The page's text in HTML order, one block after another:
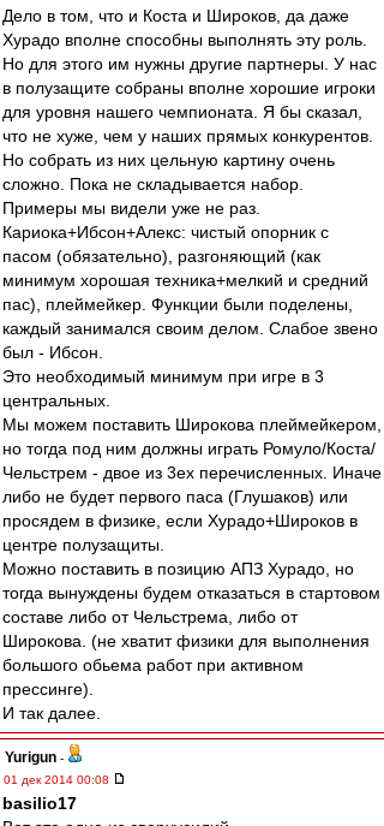
Дело в том, что и Коста и Широков, да даже
Хурадо вполне способны выполнять эту роль.
Но для этого им нужны другие партнеры. У нас
в полузащите собраны вполне хорошие игроки
для уровня нашего чемпионата. Я бы сказал,
что не хуже, чем у наших прямых конкурентов.
Но собрать из них цельную картину очень
сложно. Пока не складывается набор.
Примеры мы видели уже не раз.
Кариока+Ибсон+Алекс: чистый опорник с
пасом (обязательно), разгоняющий (как
минимум хорошая техника+мелкий и средний
пас), плеймейкер. Функции были поделены,
каждый занимался своим делом. Слабое звено
был - Ибсон.
Это необходимый минимум при игре в 3
центральных.
Мы можем поставить Широкова плеймейкером,
но тогда под ним должны играть Ромуло/Коста/
Чельстрем - двое из 3ех перечисленных. Иначе
либо не будет первого паса (Глушаков) или
просядем в физике, если Хурадо+Широков в
центре полузащиты.
Можно поставить в позицию АПЗ Хурадо, но
тогда вынуждены будем отказаться в стартовом
составе либо от Чельстрема, либо от
Широкова. (не хватит физики для выполнения
большого обьема работ при активном
прессинге).
И так далее.
Yurigun -
01 дек 2014 00:08
basilio17